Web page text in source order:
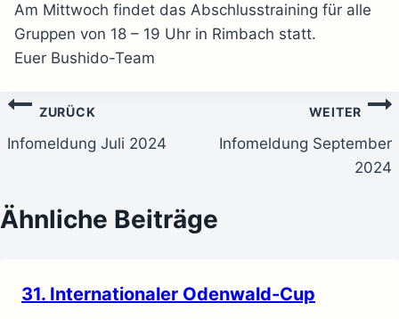
Am Mittwoch findet das Abschlusstraining für alle
Gruppen von 18 – 19 Uhr in Rimbach statt.
Euer Bushido-Team
Beitragsnavigation
ZURÜCK
Infomeldung Juli 2024
WEITER
Infomeldung September
2024
Ähnliche Beiträge
31. Internationaler Odenwald-Cup